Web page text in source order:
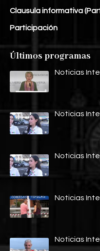
Clausula informativa
Participación
Últimos programas
Noticias
Noticias
Noticias
Noticias
Noticias